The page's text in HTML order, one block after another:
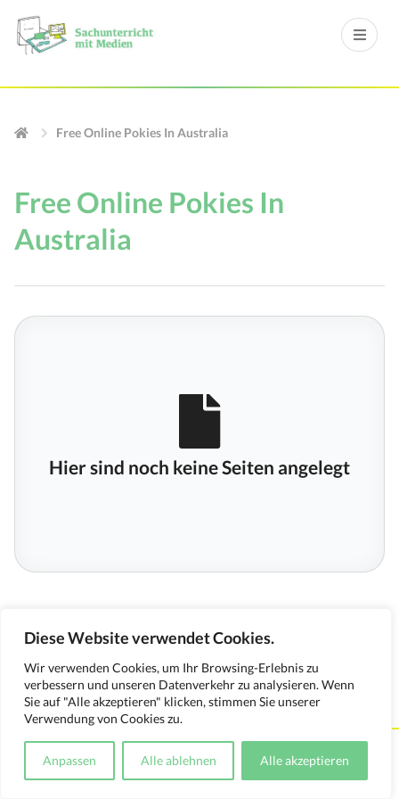
Diese Website verwendet Cookies.
Wir verwenden Cookies, um Ihr Browsing-Erlebnis zu
verbessern und unseren Datenverkehr zu analysieren. Wenn
Sie auf "Alle akzeptieren" klicken, stimmen Sie unserer
Verwendung von Cookies zu.
Anpassen Alle ablehnen Alle akzeptieren
Free Online Pokies In Australia
Free Online Pokies In
Australia
Hier sind noch keine Seiten angelegt
Kontakt Impressum Datenschutzerklärung
Medienverwendungsnachweis